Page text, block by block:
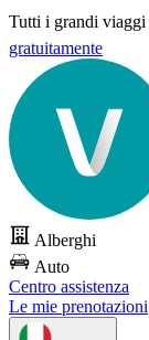
Tutti i grandi viaggi
gratuitamente
Alberghi
Auto
Centro assistenza
Le mie prenotazioni